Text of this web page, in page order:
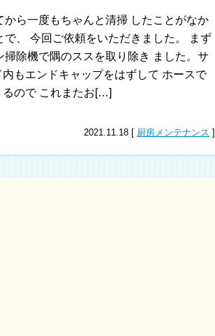
から一度もちゃんと清掃 したことがなか
で、 今回ご依頼をいただきました。 まず
掃除機で隅のススを取り除き ました。サ
もエンドキャップをはずして ホースで
るので これまたお[…]
2021.11.18 [ 厨房メンテナンス ]